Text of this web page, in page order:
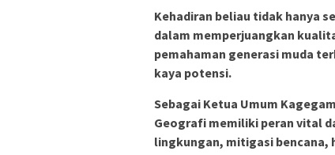
Kehadiran beliau tidak hanya
dalam memperjuangkan
pemahaman generasi muda
kaya potensi.
Sebagai Ketua Umum
Geografi memiliki peran vital
lingkungan, mitigasi bencana,